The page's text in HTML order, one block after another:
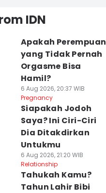
IDN
Apakah Perempuan
yang Tidak Pernah
Orgasme Bisa
Hamil?
6 Aug 2026, 20:37 WIB
Pregnancy
Siapakah Jodoh
Saya? Ini Ciri-Ciri
Dia Ditakdirkan
Untukmu
6 Aug 2026, 21:20 WIB
Relationship
Tahukah Kamu?
Tahun Lahir Bibi